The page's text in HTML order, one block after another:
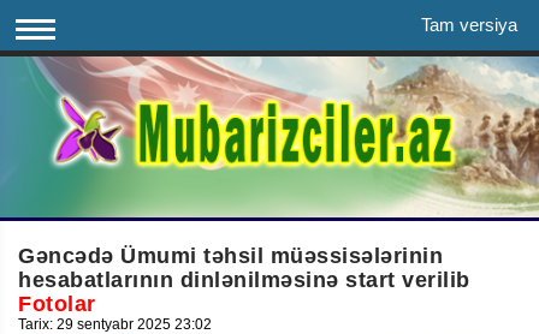
Tam versiya
Gəncədə Ümumi təhsil müəssisələrinin
hesabatlarının dinlənilməsinə start verilib
Fotolar
Tarix: 29 sentyabr 2025 23:02